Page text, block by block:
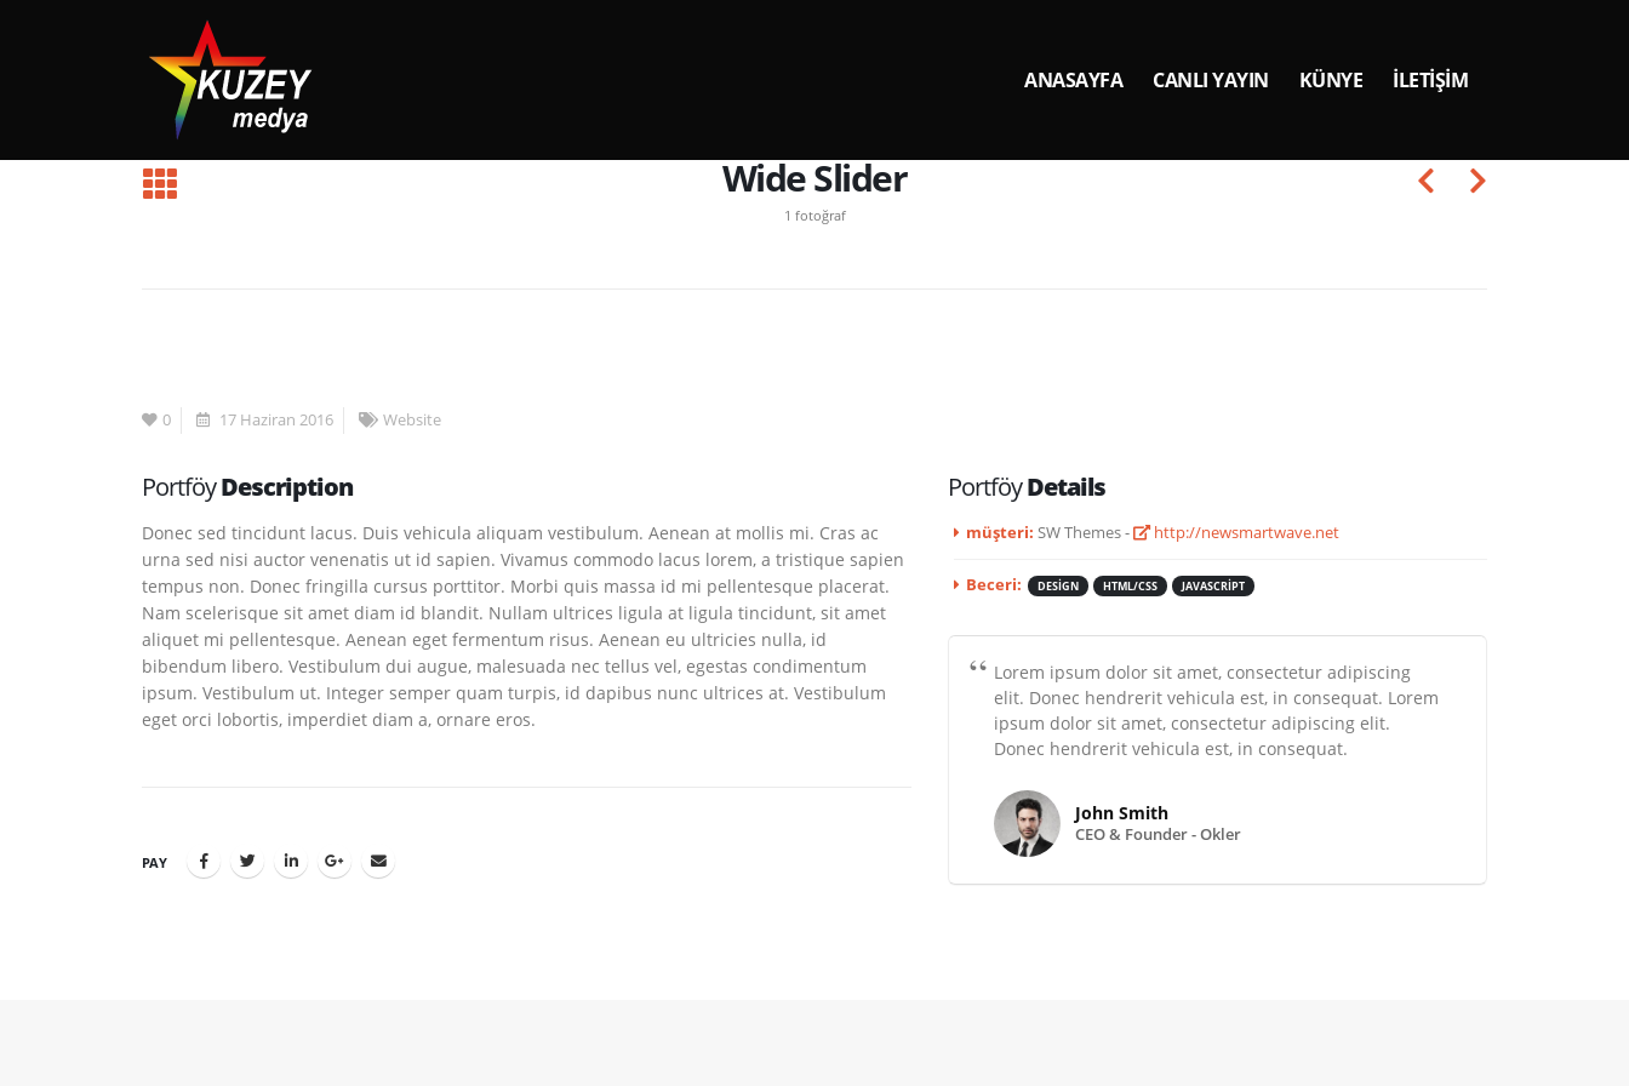
ANASAYFA CANLI YAYIN KÜNYE İLETIŞIM
PORTFOLIOS
Wide Slider
Wide Slider
1 fotoğraf
0 17 Haziran 2016 Website
PortföyDescription
Donec sed tincidunt lacus. Duis vehicula aliquam vestibulum. Aenean at mollis mi. Cras ac
urna sed nisi auctor venenatis ut id sapien. Vivamus commodo lacus lorem, a tristique sapien
tempus non. Donec fringilla cursus porttitor. Morbi quis massa id mi pellentesque placerat.
Nam scelerisque sit amet diam id blandit. Nullam ultrices ligula at ligula tincidunt, sit amet
aliquet mi pellentesque. Aenean eget fermentum risus. Aenean eu ultricies nulla, id
bibendum libero. Vestibulum dui augue, malesuada nec tellus vel, egestas condimentum
ipsum. Vestibulum ut. Integer semper quam turpis, id dapibus nunc ultrices at. Vestibulum
eget orci lobortis, imperdiet diam a, ornare eros.
PAY
PortföyDetails
müşteri: SW Themes - http://newsmartwave.net
Beceri: DESIGN HTML/CSS JAVASCRIPT
Lorem ipsum dolor sit amet, consectetur adipiscing
elit. Donec hendrerit vehicula est, in consequat. Lorem
ipsum dolor sit amet, consectetur adipiscing elit.
Donec hendrerit vehicula est, in consequat.
John Smith
CEO & Founder - Okler